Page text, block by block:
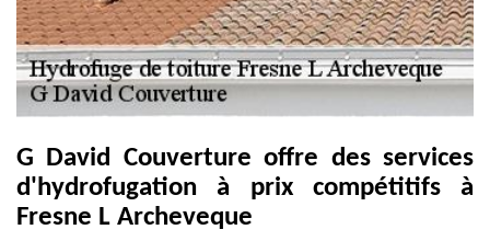
G David Couverture offre des services
d'hydrofugation à prix compétitifs à
Fresne L Archeveque